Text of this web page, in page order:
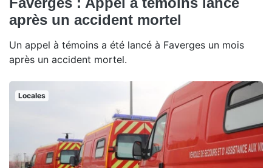
après un accident mortel
Un appel à témoins a été lancé à Faverges un mois
après un accident mortel.
Locales